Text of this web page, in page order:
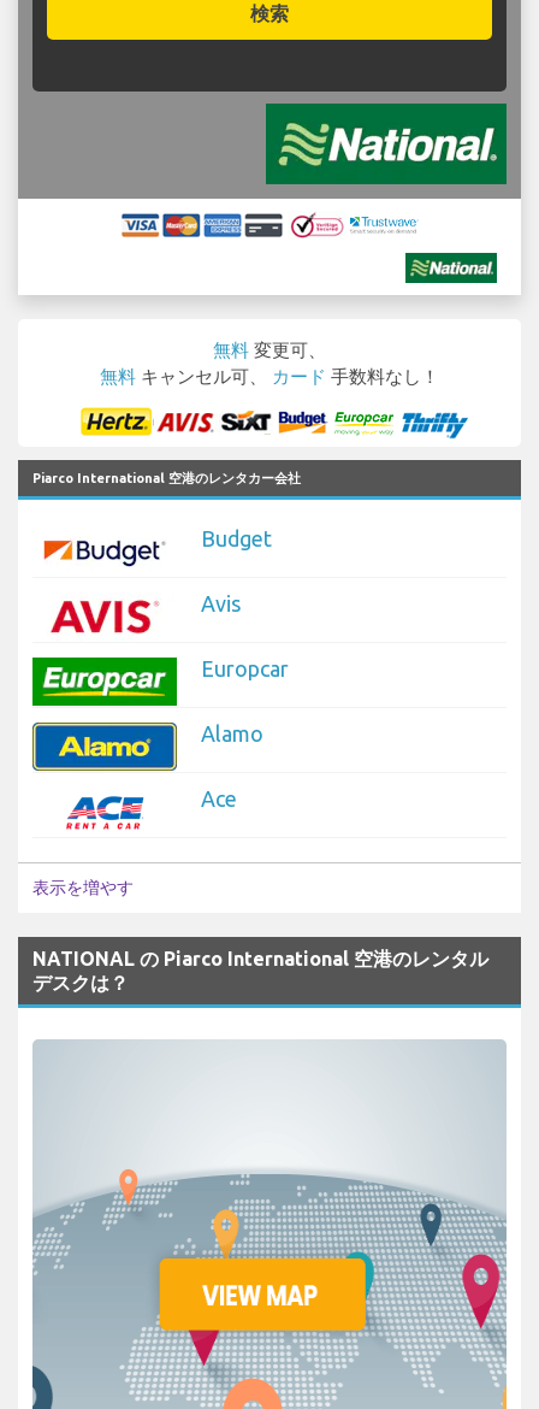
検索
無料 変更可、
無料 キャンセル可、 カード 手数料なし！
Piarco International 空港のレンタカー会社
Budget
Avis
Europcar
Alamo
Ace
表示を増やす
NATIONAL の Piarco International 空港のレンタル
デスクは？